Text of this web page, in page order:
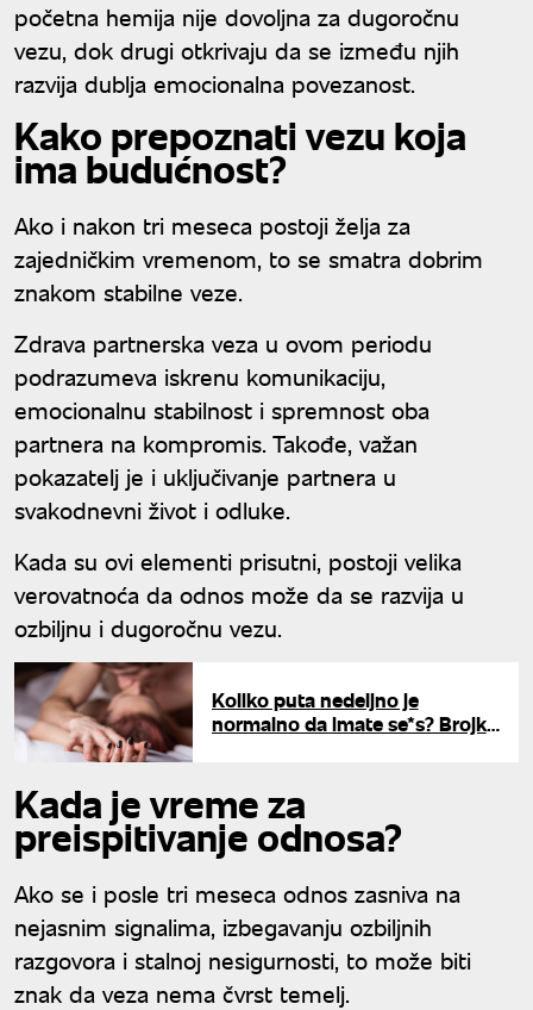
početna hemija nije dovoljna za dugoročnu
vezu, dok drugi otkrivaju da se između njih
razvija dublja emocionalna povezanost.
Kako prepoznati vezu koja
ima budućnost?
Ako i nakon tri meseca postoji želja za
zajedničkim vremenom, to se smatra dobrim
znakom stabilne veze.
Zdrava partnerska veza u ovom periodu
podrazumeva iskrenu komunikaciju,
emocionalnu stabilnost i spremnost oba
partnera na kompromis. Takođe, važan
pokazatelj je i uključivanje partnera u
svakodnevni život i odluke.
Kada su ovi elementi prisutni, postoji velika
verovatnoća da odnos može da se razvija u
ozbiljnu i dugoročnu vezu.
Koliko puta nedeljno je
normalno da imate se*s? Brojke
Kada je vreme za
preispitivanje odnosa?
Ako se i posle tri meseca odnos zasniva na
nejasnim signalima, izbegavanju ozbiljnih
razgovora i stalnoj nesigurnosti, to može biti
znak da veza nema čvrst temelj.